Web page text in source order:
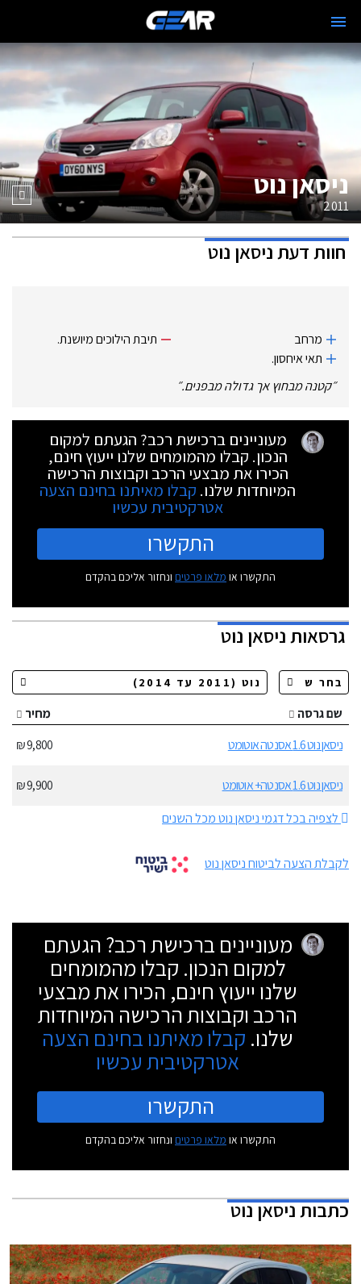
ניסאן נוט
2011
חוות דעתניסאן נוט
מרחב
תאי איחסון.
תיבת הילוכים מיושנת.
״קטנה מבחוץ אך גדולה מבפנים.״
מעוניינים ברכישת רכב? הגעתם למקום
הנכון. קבלו מהמומחים שלנו ייעוץ חינם,
הכירו את מבצעי הרכב וקבוצות הרכישה
המיוחדות שלנו. קבלו מאיתנו בחינם הצעה
אטרקטיבית עכשיו
התקשרו
התקשרו או מלאו פרטים ונחזור אליכם בהקדם
גרסאותניסאן נוט
שם גרסה
מחיר
ניסאן נוט 1.6 אסנטה אוטומט
9,800 ₪
ניסאן נוט 1.6 אסנטה+ אוטומט
9,900 ₪
לצפיה בכל דגמי ניסאן נוט מכל השנים
לקבלת הצעה לביטוח ניסאן נוט
מעוניינים ברכישת רכב? הגעתם
למקום הנכון. קבלו מהמומחים
שלנו ייעוץ חינם, הכירו את מבצעי
הרכב וקבוצות הרכישה המיוחדות
שלנו. קבלו מאיתנו בחינם הצעה
אטרקטיבית עכשיו
התקשרו
התקשרו או מלאו פרטים ונחזור אליכם בהקדם
כתבותניסאן נוט